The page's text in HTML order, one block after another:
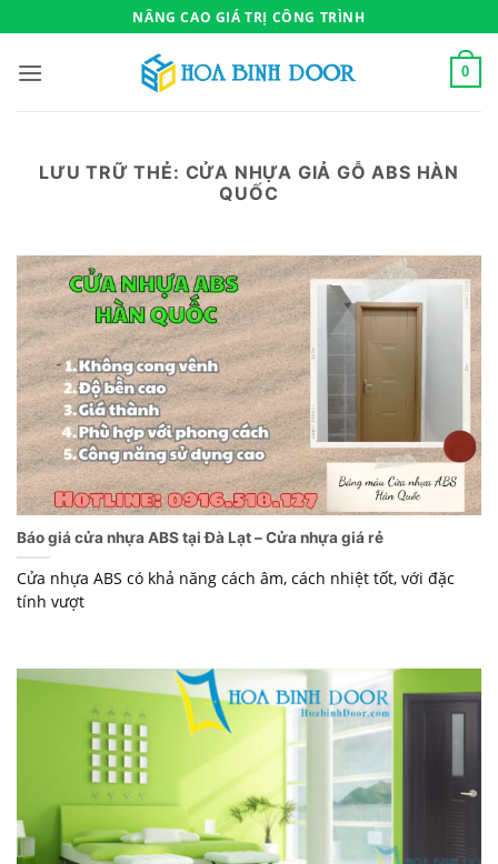
qua
nội
NÂNG CAO GIÁ TRỊ CÔNG TRÌNH
0
LƯU TRỮ THẺ: CỬA NHỰA GIẢ GỖ ABS HÀN
QUỐC
Báo giá cửa nhựa ABS tại Đà Lạt – Cửa nhựa giá rẻ
Cửa nhựa ABS có khả năng cách âm, cách nhiệt tốt, với đặc
tính vượt